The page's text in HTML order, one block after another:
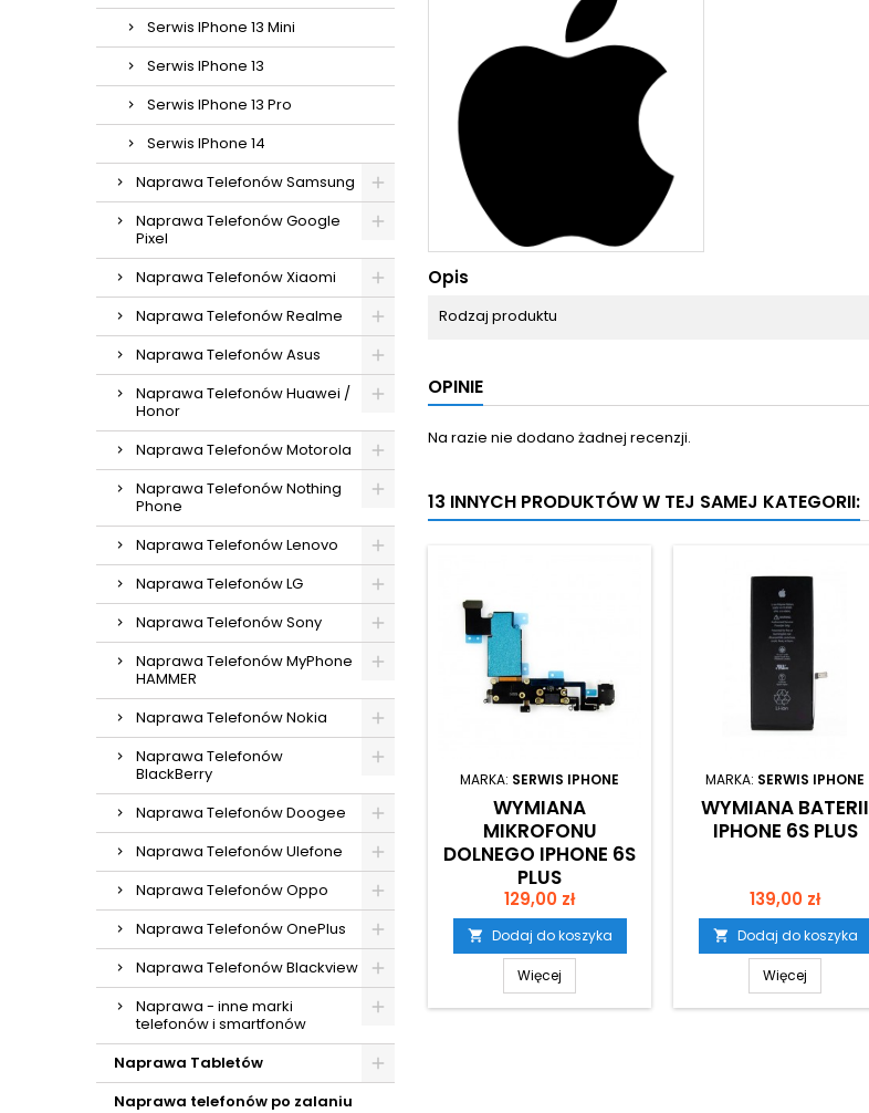
Serwis IPhone 13 Mini
Serwis IPhone 13
Serwis IPhone 13 Pro
Serwis IPhone 14
Naprawa Telefonów Samsung
Naprawa Telefonów Google
Pixel
Naprawa Telefonów Xiaomi
Naprawa Telefonów Realme
Naprawa Telefonów Asus
Naprawa Telefonów Huawei /
Honor
Naprawa Telefonów Motorola
Naprawa Telefonów Nothing
Phone
Naprawa Telefonów Lenovo
Naprawa Telefonów LG
Naprawa Telefonów Sony
Naprawa Telefonów MyPhone
HAMMER
Naprawa Telefonów Nokia
Naprawa Telefonów
BlackBerry
Naprawa Telefonów Doogee
Naprawa Telefonów Ulefone
Naprawa Telefonów Oppo
Naprawa Telefonów OnePlus
Naprawa Telefonów Blackview
Naprawa - inne marki
telefonów i smartfonów
Naprawa Tabletów
Naprawa telefonów po zalaniu
Opis
Rodzaj produktu
OPINIE
Na razie nie dodano żadnej recenzji.
13 INNYCH PRODUKTÓW W TEJ SAMEJ KATEGORII:
MARKA: SERWIS IPHONE
WYMIANA
MIKROFONU
DOLNEGO IPHONE 6S
PLUS
Cena
129,00 zł
 Dodaj do koszyka
Więcej
MARKA: SERWIS IPHONE
WYMIANA BATERII
IPHONE 6S PLUS
Cena
139,00 zł
 Dodaj do koszyka
Więcej